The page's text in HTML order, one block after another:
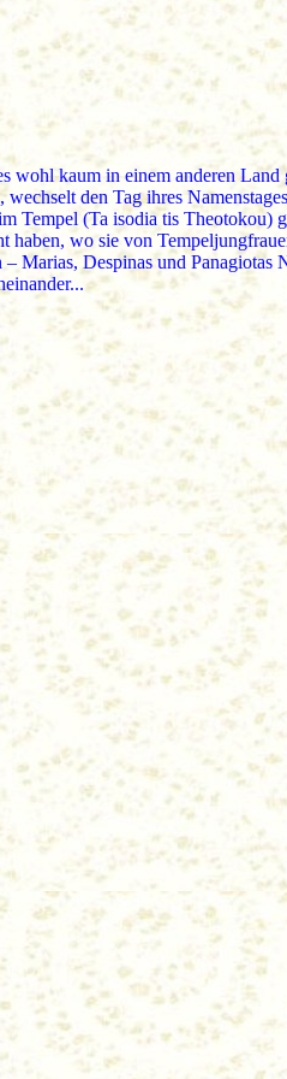
wohl kaum in einem anderen
den Tag ihres
Tempel (Ta isodia tis Theotokou)
haben, wo sie von
Marias, Despinas und Panagiotas